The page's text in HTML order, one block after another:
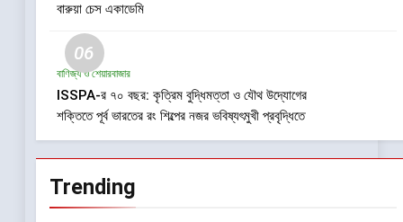
বারুয়া চেস একাডেমি
06
বাণিজ্য ও শেয়ারবাজার
ISSPA-র ৭০ বছর: কৃত্রিম বুদ্ধিমত্তা ও যৌথ উদ্যোগের
শক্তিতে পূর্ব ভারতের রং শিল্পের নজর ভবিষ্যৎমুখী প্রবৃদ্ধিতে
Trending